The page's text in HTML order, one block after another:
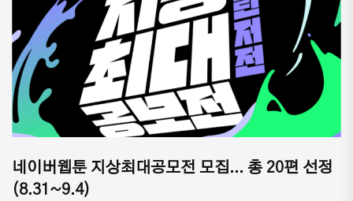
네이버웹툰 지상최대공모전 모집... 총 20편 선정
(8.31~9.4)